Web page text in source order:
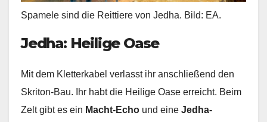
Spamele sind die Reittiere von Jedha. Bild: EA.
Jedha: Heilige Oase
Mit dem Kletterkabel verlasst ihr anschließend den
Skriton-Bau. Ihr habt die Heilige Oase erreicht. Beim
Zelt gibt es ein Macht-Echo und eine Jedha-